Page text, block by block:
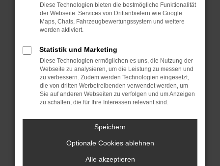
Starte dein Gerät neu.
Das kann manchmal helfen, vorübergehende
Probleme zu beheben.
Betriebssystem auf dem neuesten Stand
sind.
Veraltete Software birgt nicht nur ein
Sicherheitsrisiko, sondern kann auch dazu
führen, dass bestimmte Funktionen nicht mehr
unterstützt werden.
Wende dich an den Webseitenbetreiber.
Wenn du alle oben genannten Schritte versucht
hast, kontaktiere uns bitte. Wir werden
uns diesen Text schicken, um uns bei der
Diese Technologien bieten die bestmögliche Funktionalität
der Webseite. Services von Drittanbietern wie Google
Maps, Chats, Fahrzeugbewertungssystem und weitere
werden aktiviert.
Statistik und Marketing
Diese Technologien ermöglichen es uns, die Nutzung der
Webseite zu analysieren, um die Leistung zu messen und
zu verbessern. Zudem werden Technologien eingesetzt,
die von dritten Werbetreibenden verwendet werden, um
Sie auf anderen Webseiten zu verfolgen und um Anzeigen
zu schalten, die für Ihre Interessen relevant sind.
Speichern
Optionale Cookies ablehnen
Alle akzeptieren